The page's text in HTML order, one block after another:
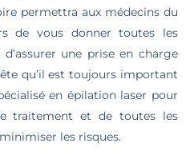
permettra aux médecins du
de vous donner toutes les
une prise en charge
qu’il est toujours important
en épilation laser pour
traitement et de toutes les
les risques.